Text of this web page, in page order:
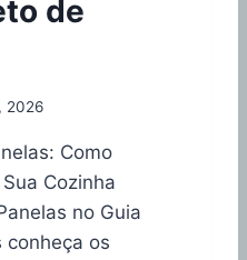
de
2026
Como
Cozinha
no Guia
conheça os